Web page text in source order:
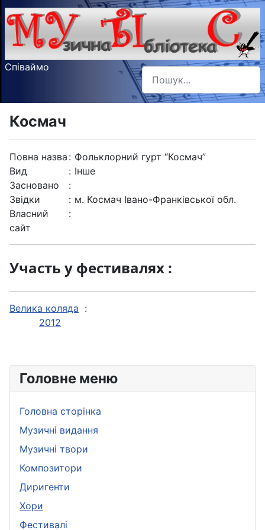
Співаймо Пошук
Type 2 or more characters
Головне меню
Головна сторінка
Музичні видання
Музичні твори
Композитори
Диригенти
Хори
Фестивалі
Космач
Повна назва : Фольклорний гурт “Космач”
Вид
: Інше
Засновано
:
Звідки
: м. Космач Івано-Франківської обл.
Власний
сайт
:
Участь у фестивалях :
Велика коляда :
2012